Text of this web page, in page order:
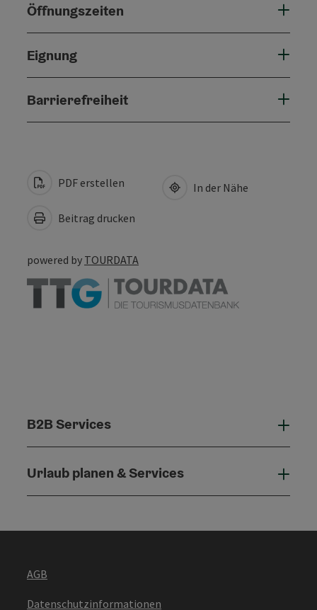
Öffnungszeiten
Eignung
Barrierefreiheit
PDF erstellen
Beitrag drucken
In der Nähe
powered by TOURDATA
B2B Services
Urlaub planen & Services
AGB
Datenschutzinformationen